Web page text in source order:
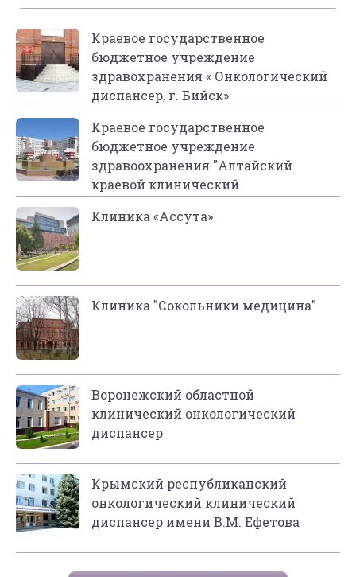
Краевое государственное
бюджетное учреждение
здравохранения « Онкологический
диспансер, г. Бийск»
Краевое государственное
бюджетное учреждение
здравоохранения "Алтайский
краевой клинический
онкологический диспансер"
Клиника «Ассута»
Клиника "Сокольники медицина"
Воронежский областной
клинический онкологический
диспансер
Крымский республиканский
онкологический клинический
диспансер имени В.М. Ефетова